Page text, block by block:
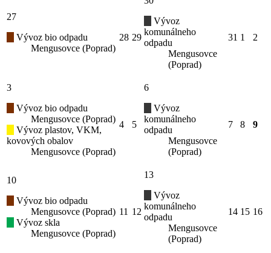
27
Vývoz bio odpadu
Mengusovce (Poprad)
28 29
Vývoz
komunálneho
odpadu
Mengusovce
(Poprad)
31 1 2
3
Vývoz bio odpadu
Mengusovce (Poprad)
Vývoz plastov, VKM,
kovových obalov
Mengusovce (Poprad)
4 5
6
Vývoz
komunálneho
odpadu
Mengusovce
(Poprad)
7 8 9
10
Vývoz bio odpadu
Mengusovce (Poprad)
Vývoz skla
Mengusovce (Poprad)
11 12
13
Vývoz
komunálneho
odpadu
Mengusovce
(Poprad)
14 15 16